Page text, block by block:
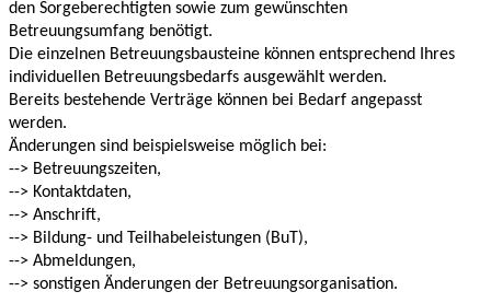
den Sorgeberechtigten sowie zum gewünschten
Betreuungsumfang benötigt.
Die einzelnen Betreuungsbausteine können entsprechend Ihres
individuellen Betreuungsbedarfs ausgewählt werden.
Bereits bestehende Verträge können bei Bedarf angepasst
werden.
Änderungen sind beispielsweise möglich bei:
--> Betreuungszeiten,
--> Kontaktdaten,
--> Anschrift,
--> Bildung- und Teilhabeleistungen (BuT),
--> Abmeldungen,
--> sonstigen Änderungen der Betreuungsorganisation.